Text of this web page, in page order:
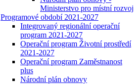
Ministerstvo pro místní rozvoj
Programové období 2021-2027
Integrovaný regionální operační
program 2021-2027
Operační program Životní prostředí
2021-2027
Operační program Zaměstnanost
plus
Národní plán obnovy